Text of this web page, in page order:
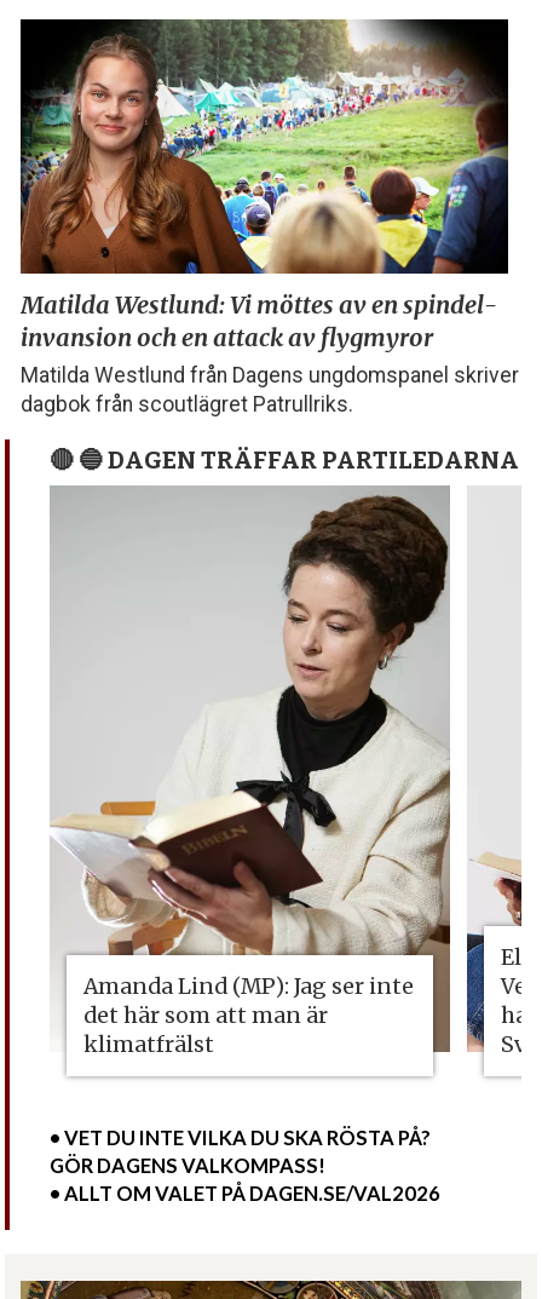
Matilda Westlund: Vi möttesav en spindel­­
invansion ochen attack av flygmyror
Matilda Westlund från Dagens ungdomspanel skriver
dagbok från scoutlägret Patrullriks.
🔴 🔵 DAGEN TRÄFFAR PARTILEDARNA
Amanda Lind (MP): Jag ser inte
det här som att man är
klimatfrälst
ha
• VET DU INTE VILKA DU SKA RÖSTA PÅ?
GÖR DAGENS VALKOMPASS!
• ALLT OM VALET PÅ DAGEN.SE/VAL2026